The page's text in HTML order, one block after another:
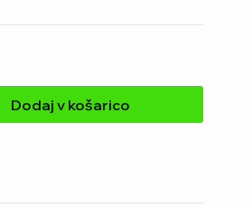
Dodaj v košarico